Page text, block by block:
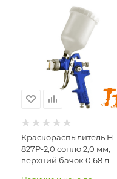
Вместимость бачка, л
Расход воздуха, л/
170-311
Размер сопла, мм
2,0
HVLP
Тип подачи ЛКМ
верхний бачок
Краскораспылитель H-
827P-2,0 сопло 2,0 мм,
верхний бачок 0,68 л